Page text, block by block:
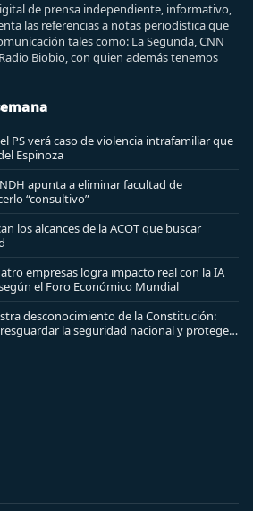
de prensa independiente, informativo,
las referencias a notas periodística que
tales como: La Segunda, CNN
Biobio, con quien además tenemos
PS verá caso de violencia intrafamiliar que
Espinoza
apunta a eliminar facultad de
“consultivo”
los alcances de la ACOT que buscar
empresas logra impacto real con la IA
el Foro Económico Mundial
desconocimiento de la Constitución:
la seguridad nacional y proteger